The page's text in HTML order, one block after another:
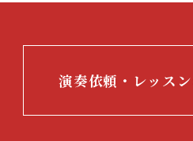
演奏依頼・レッス